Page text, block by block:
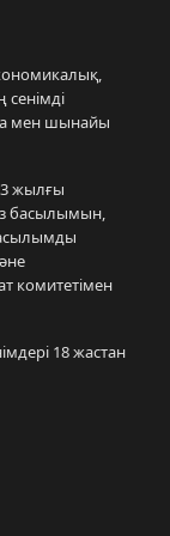
мен шынайы
жылғы
басылымын,
комитетімен
18 жастан